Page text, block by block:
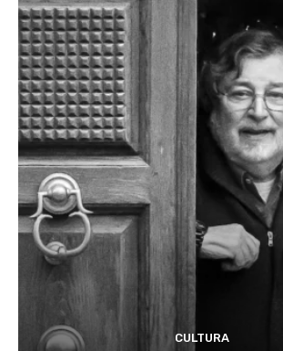
CULTURA